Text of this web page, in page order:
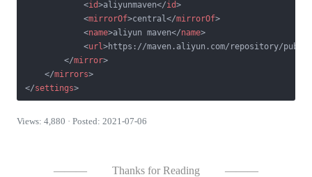
<id>aliyunmaven</id>
<mirrorOf>central</mirrorOf>
<name>aliyun maven</name>
<url>https://maven.aliyun.com/repository/public
</mirror>
</mirrors>
</settings>
Views: 4,880 · Posted: 2021-07-06
——— Thanks for Reading ———